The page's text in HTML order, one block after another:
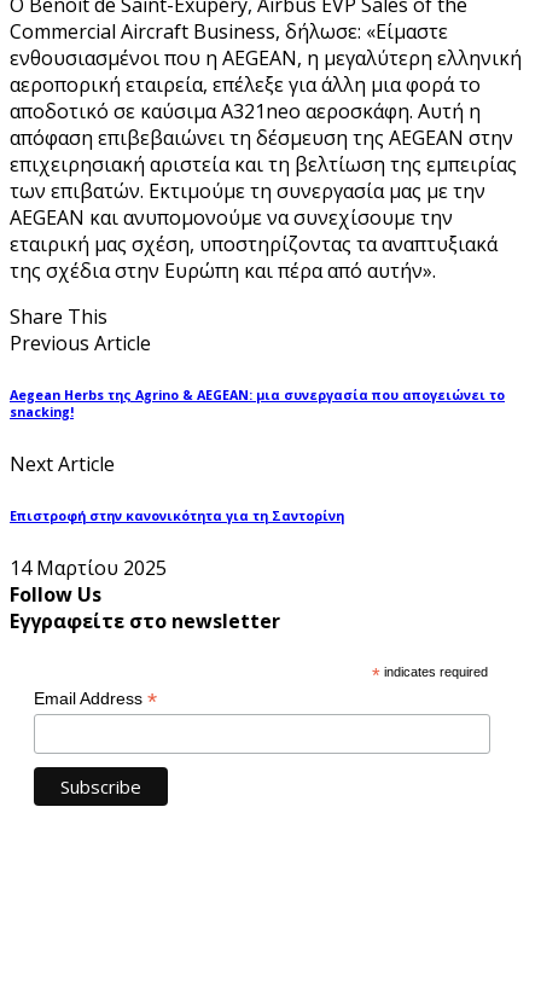
Commercial Aircraft Business, δήλωσε: «Είμαστε
ενθουσιασμένοι που η AEGEAN, η μεγαλύτερη ελληνική
αεροπορική εταιρεία, επέλεξε για άλλη μια φορά το
αποδοτικό σε καύσιμα A321neo αεροσκάφη. Αυτή η
απόφαση επιβεβαιώνει τη δέσμευση της AEGEAN στην
επιχειρησιακή αριστεία και τη βελτίωση της εμπειρίας
των επιβατών. Εκτιμούμε τη συνεργασία μας με την
AEGEAN και ανυπομονούμε να συνεχίσουμε την
εταιρική μας σχέση, υποστηρίζοντας τα αναπτυξιακά
της σχέδια στην Ευρώπη και πέρα από αυτήν».
Share This
Previous Article
Aegean Herbs της Agrino & AEGEAN: μια συνεργασία που απογειώνει το
snacking!
Next Article
Επιστροφή στην κανονικότητα για τη Σαντορίνη
14 Μαρτίου 2025
Follow Us
Εγγραφείτε στο newsletter
* indicates required
Email Address *